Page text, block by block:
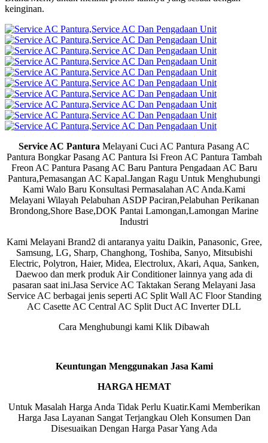
keinginan.
Service AC Pantura Melayani Cuci AC Pantura Pasang AC
Pantura Bongkar Pasang AC Pantura Isi Freon AC Pantura Tambah
Freon AC Pantura Pasang AC Baru Pantura Pengadaan AC Baru
Pantura,Pemasangan AC Kapal.Jangan Ragu Untuk Menghubungi
Kami Walo Baru Konsultasi Permasalahan AC Anda.Kami
Melayani Wilayah Pelabuhan ASDP Paciran,Pelabuhan Perikanan
Brondong,Shore Base,DOK Pantai Lamongan,Lamongan Marine
Industri
Kami Melayani Brand2 di antaranya yaitu Daikin, Panasonic, Gree,
Samsung, LG, Sharp, Changhong, Toshiba, Sanyo, Mitsubishi
Electric, Polytron, Haier, Midea, Electrolux, Akari, Aqua, Sanken,
Daewoo dan merk produk Air Conditioner lainnya yang ada di
pasaran saat ini.Jasa Service AC Taktakan Serang Melayani Jasa
Service AC berbagai jenis seperti AC Split Wall AC Floor Standing
AC Casette AC Central AC Split Duct AC Inverter DLL
Cara Menghubungi kami Klik Dibawah
Keuntungan Menggunakan Jasa Kami
HARGA HEMAT
Untuk Masalah Harga Anda Tidak Perlu Kuatir.Kami Memberikan
Harga Jasa Layanan Sangat Terjangkau Oleh Konsumen Dan
Disesuaikan Dengan Harga Pasar Yang Ada